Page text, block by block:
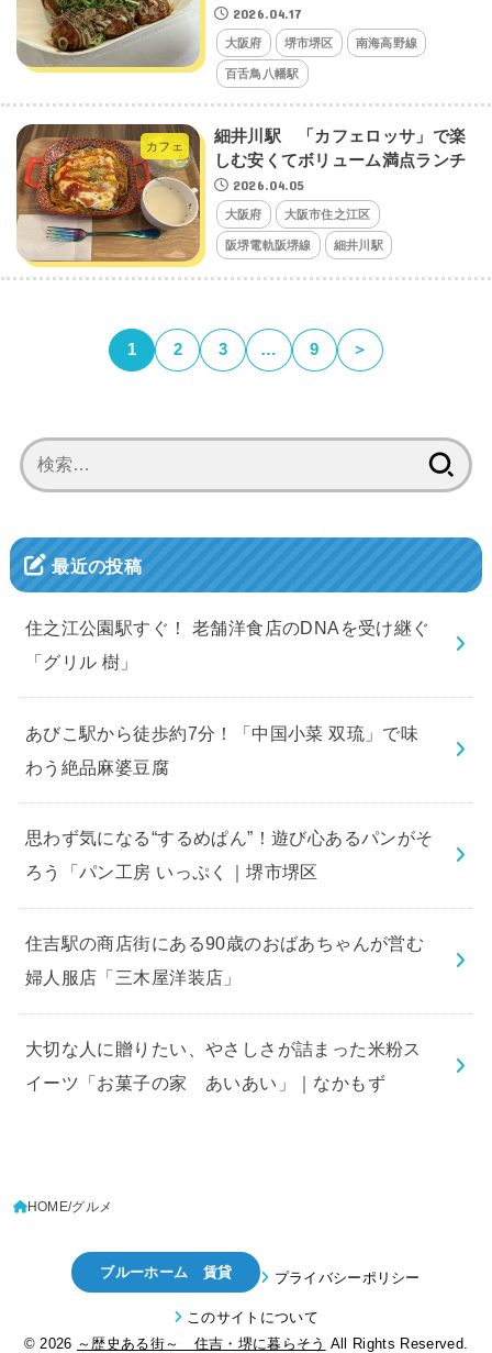
2026.04.17
大阪府 堺市堺区 南海高野線
百舌鳥八幡駅
カフェ
細井川駅 「カフェロッサ」で楽
しむ安くてボリューム満点ランチ
2026.04.05
大阪府 大阪市住之江区
阪堺電軌阪堺線 細井川駅
1 2 3 … 9 ＞
索:
最近の投稿
住之江公園駅すぐ！ 老舗洋食店のDNAを受け継ぐ
「グリル 樹」
あびこ駅から徒歩約7分！「中国小菜 双琉」で味
わう絶品麻婆豆腐
思わず気になる“するめぱん”！遊び心あるパンがそ
ろう「パン工房 いっぷく｜堺市堺区
住吉駅の商店街にある90歳のおばあちゃんが営む
婦人服店「三木屋洋装店」
大切な人に贈りたい、やさしさが詰まった米粉ス
イーツ「お菓子の家 あいあい」｜なかもず
HOME グルメ
ブルーホーム 賃貸 プライバシーポリシー
このサイトについて
© 2026 ～歴史ある街～ 住吉・堺に暮らそう All Rights Reserved.